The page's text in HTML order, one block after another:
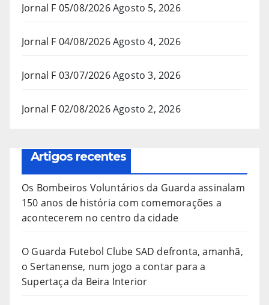
Jornal F 05/08/2026Agosto 5, 2026
Jornal F 04/08/2026Agosto 4, 2026
Jornal F 03/07/2026Agosto 3, 2026
Jornal F 02/08/2026Agosto 2, 2026
Artigos recentes
Os Bombeiros Voluntários da Guarda assinalam
150 anos de história com comemorações a
acontecerem no centro da cidade
O Guarda Futebol Clube SAD defronta, amanhã,
o Sertanense, num jogo a contar para a
Supertaça da Beira Interior